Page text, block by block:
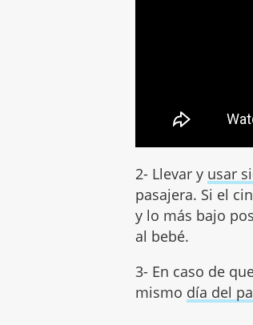
2- Llevar y usar
pasajera. Si el
y lo más bajo
al bebé.
3- En caso de
mismo día del